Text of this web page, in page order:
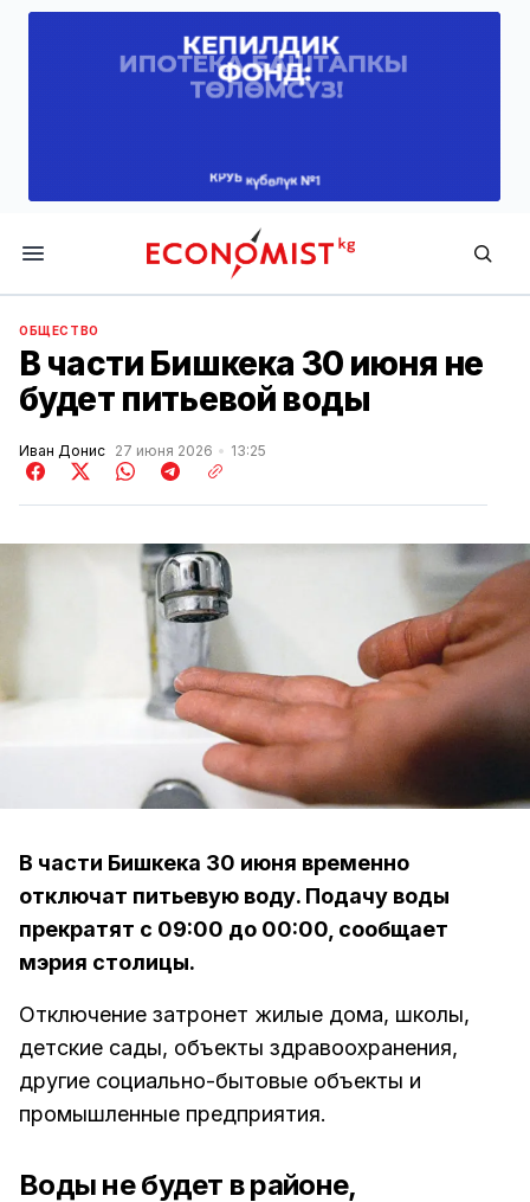
Economist.kg
ОБЩЕСТВО
В части Бишкека 30 июня не
будет питьевой воды
Иван Донис 27 июня 2026 13:25
В части Бишкека 30 июня временно
отключат питьевую воду. Подачу воды
прекратят с 09:00 до 00:00, сообщает
мэрия столицы.
Отключение затронет жилые дома, школы,
детские сады, объекты здравоохранения,
другие социально-бытовые объекты и
промышленные предприятия.
Воды не будет в районе,